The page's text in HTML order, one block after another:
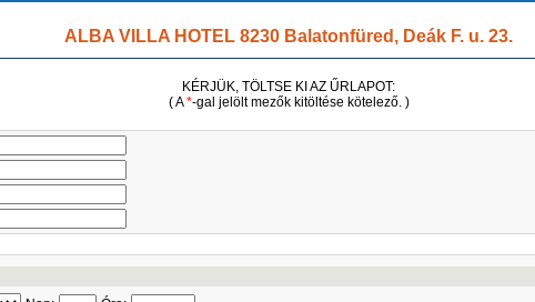
ALBA VILLA HOTEL 8230 Balatonfüred, Deák F. u. 23.
KÉRJÜK, TÖLTSE KI AZ ŰRLAPOT:
( A*-gal jelölt mezők kitöltése kötelező. )